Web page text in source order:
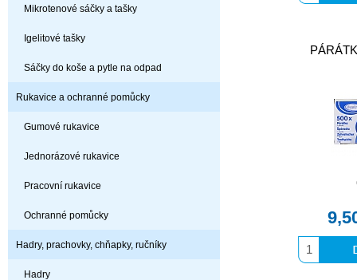
Mikrotenové sáčky a tašky
Igelitové tašky
Sáčky do koše a pytle na odpad
Rukavice a ochranné pomůcky
Gumové rukavice
Jednorázové rukavice
Pracovní rukavice
Ochranné pomůcky
Hadry, prachovky, chňapky, ručníky
Hadry